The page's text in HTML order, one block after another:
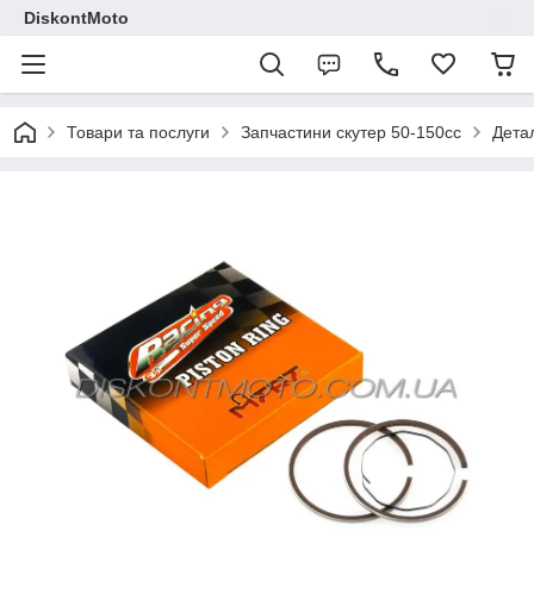
DiskontMoto
Товари та послуги Запчастини скутер 50-150cc